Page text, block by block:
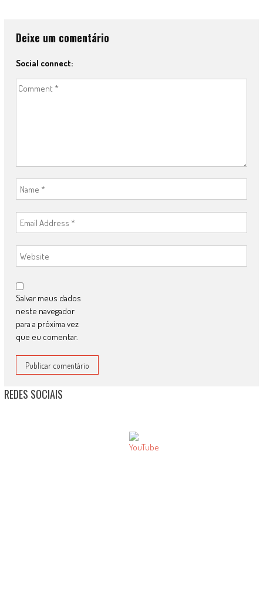
Deixe um comentário
Social connect:
Salvar meus dados
neste navegador
para a próxima vez
que eu comentar.
REDES SOCIAIS